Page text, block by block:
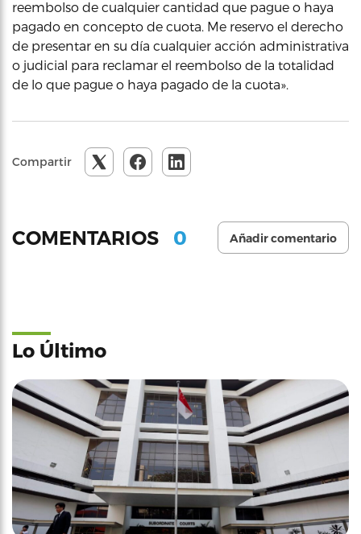
reembolso de cualquier cantidad que pague o haya
pagado en concepto de cuota. Me reservo el derecho
de presentar en su día cualquier acción administrativa
o judicial para reclamar el reembolso de la totalidad
de lo que pague o haya pagado de la cuota».
Compartir
COMENTARIOS 0 Añadir comentario
Lo Último